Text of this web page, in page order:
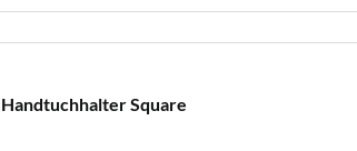
Handtuchhalter Square